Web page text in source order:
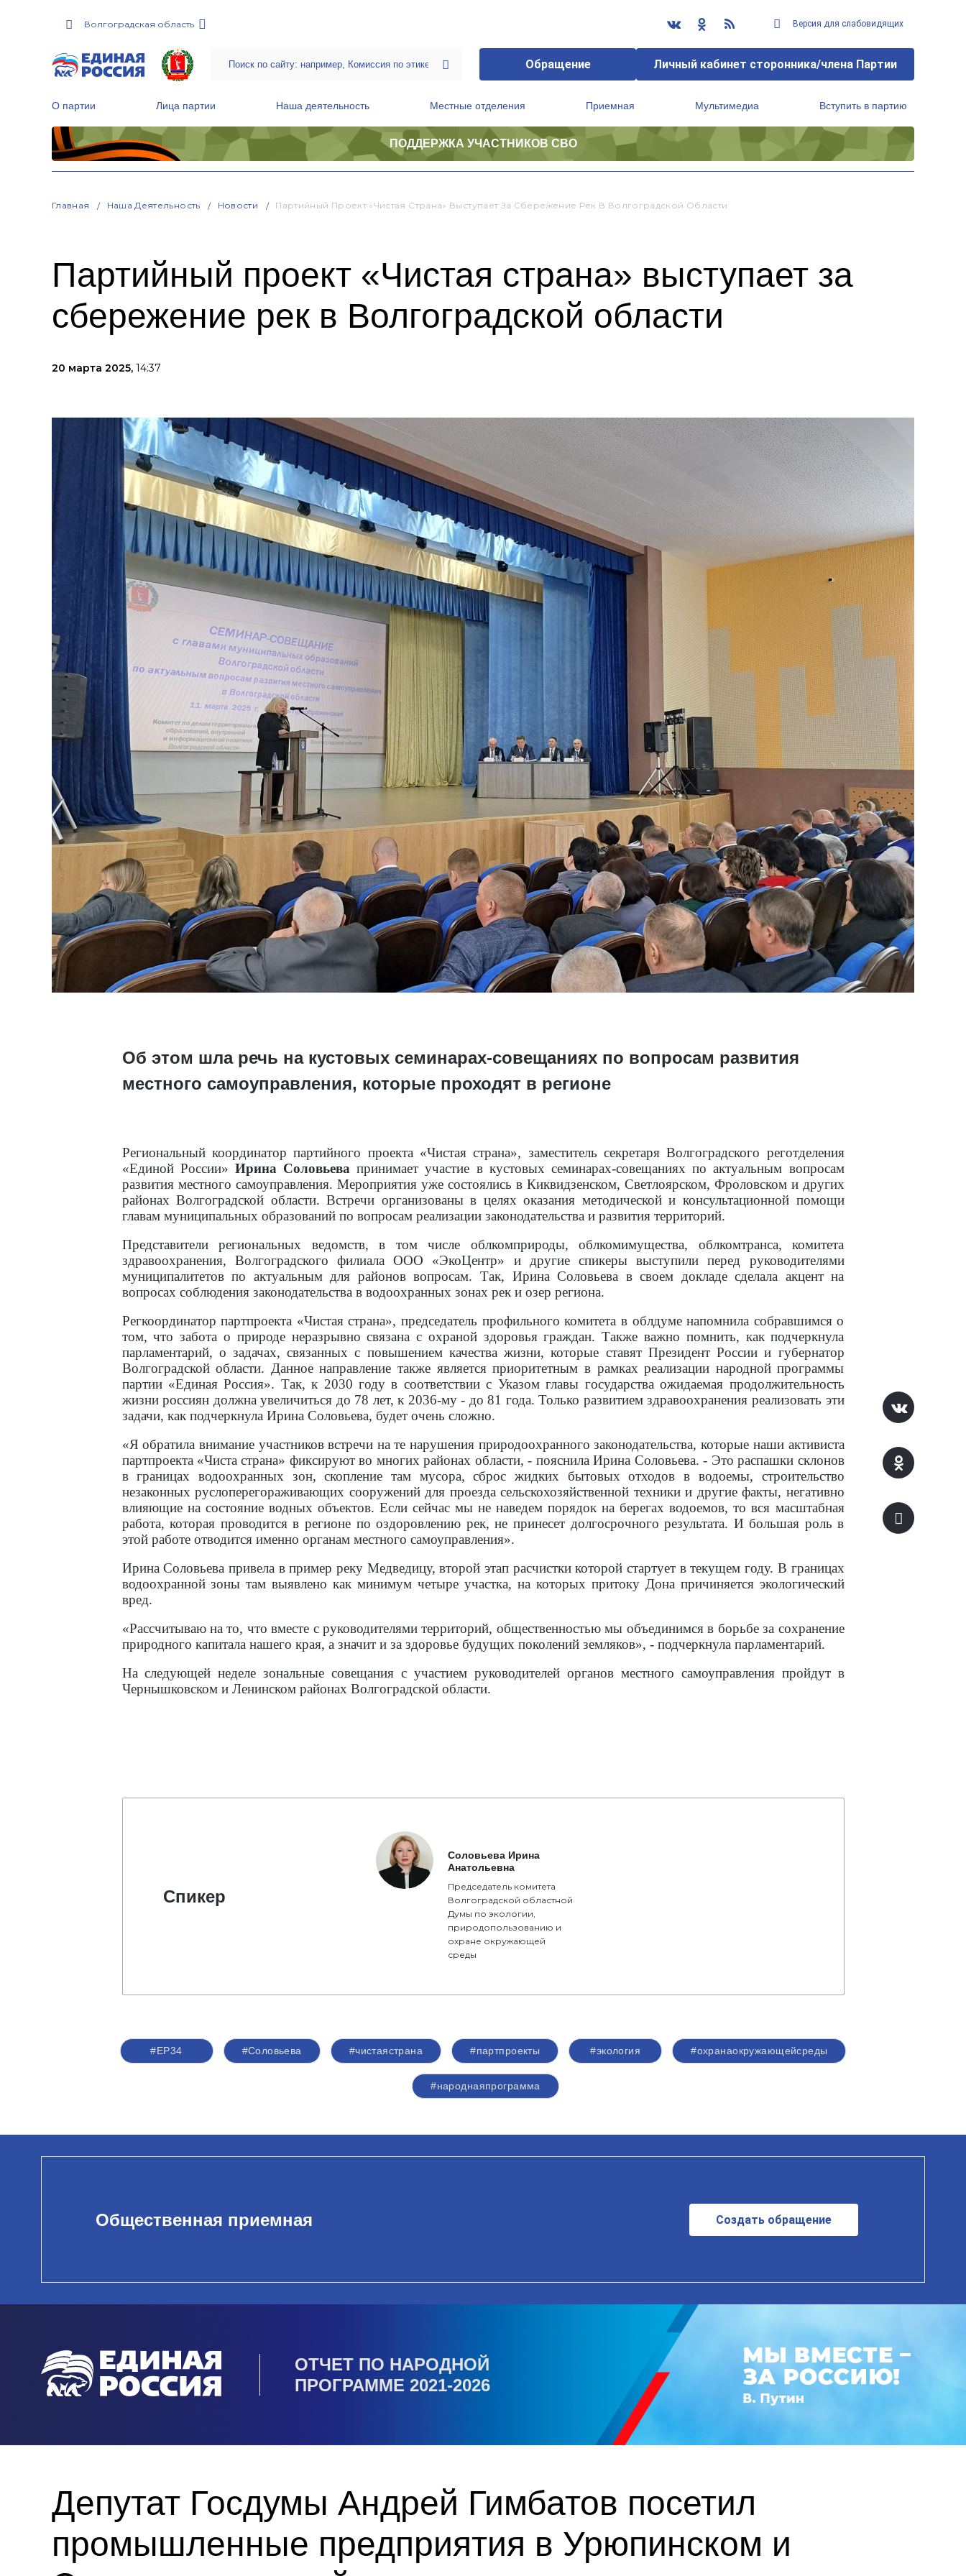
Волгоградская область Версия для слабовидящих
Обращение Личный кабинет сторонника/члена Партии
О партии Лица партии Наша деятельность Местные отделения Приемная Мультимедиа Вступить в партию
ПОДДЕРЖКА УЧАСТНИКОВ СВО
Главная Наша Деятельность Новости Партийный Проект «Чистая Страна» Выступает За Сбережение Рек В Волгоградской Области
Партийный проект «Чистая страна» выступает за
сбережение рек в Волгоградской области
20 марта 2025, 14:37
Об этом шла речь на кустовых семинарах-совещаниях по вопросам развития
местного самоуправления, которые проходят в регионе
Региональный координатор партийного проекта «Чистая страна», заместитель секретаря Волгоградского реготделения
«Единой России» Ирина Соловьева принимает участие в кустовых семинарах-совещаниях по актуальным вопросам
развития местного самоуправления. Мероприятия уже состоялись в Киквидзенском, Светлоярском, Фроловском и других
районах Волгоградской области. Встречи организованы в целях оказания методической и консультационной помощи
главам муниципальных образований по вопросам реализации законодательства и развития территорий.
Представители региональных ведомств, в том числе облкомприроды, облкомимущества, облкомтранса, комитета
здравоохранения, Волгоградского филиала ООО «ЭкоЦентр» и другие спикеры выступили перед руководителями
муниципалитетов по актуальным для районов вопросам. Так, Ирина Соловьева в своем докладе сделала акцент на
вопросах соблюдения законодательства в водоохранных зонах рек и озер региона.
Регкоординатор партпроекта «Чистая страна», председатель профильного комитета в облдуме напомнила собравшимся о
том, что забота о природе неразрывно связана с охраной здоровья граждан. Также важно помнить, как подчеркнула
парламентарий, о задачах, связанных с повышением качества жизни, которые ставят Президент России и губернатор
Волгоградской области. Данное направление также является приоритетным в рамках реализации народной программы
партии «Единая Россия». Так, к 2030 году в соответствии с Указом главы государства ожидаемая продолжительность
жизни россиян должна увеличиться до 78 лет, к 2036-му - до 81 года. Только развитием здравоохранения реализовать эти
задачи, как подчеркнула Ирина Соловьева, будет очень сложно.
«Я обратила внимание участников встречи на те нарушения природоохранного законодательства, которые наши активиста
партпроекта «Чиста страна» фиксируют во многих районах области, - пояснила Ирина Соловьева. - Это распашки склонов
в границах водоохранных зон, скопление там мусора, сброс жидких бытовых отходов в водоемы, строительство
незаконных руслоперегораживающих сооружений для проезда сельскохозяйственной техники и другие факты, негативно
влияющие на состояние водных объектов. Если сейчас мы не наведем порядок на берегах водоемов, то вся масштабная
работа, которая проводится в регионе по оздоровлению рек, не принесет долгосрочного результата. И большая роль в
этой работе отводится именно органам местного самоуправления».
Ирина Соловьева привела в пример реку Медведицу, второй этап расчистки которой стартует в текущем году. В границах
водоохранной зоны там выявлено как минимум четыре участка, на которых притоку Дона причиняется экологический
вред.
«Рассчитываю на то, что вместе с руководителями территорий, общественностью мы объединимся в борьбе за сохранение
природного капитала нашего края, а значит и за здоровье будущих поколений земляков», - подчеркнула парламентарий.
На следующей неделе зональные совещания с участием руководителей органов местного самоуправления пройдут в
Чернышковском и Ленинском районах Волгоградской области.
Спикер
Соловьева Ирина
Анатольевна
Председатель комитета
Волгоградской областной
Думы по экологии,
природопользованию и
охране окружающей
среды
#ЕР34 #Соловьева #чистаястрана #партпроекты #экология #охранаокружающейсреды
#народнаяпрограмма
Общественная приемная Создать обращение
ОТЧЕТ ПО НАРОДНОЙ
ПРОГРАММЕ 2021-2026
Депутат Госдумы Андрей Гимбатов посетил
промышленные предприятия в Урюпинском и